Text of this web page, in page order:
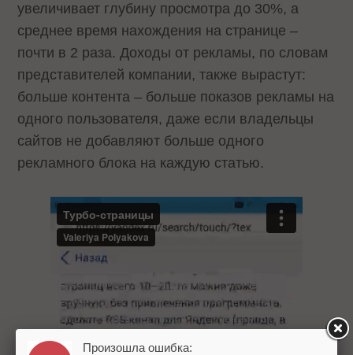
увеличивает глубину просмотра до 30%, а
среднее время нахождения на странице –
почти в 2 раза. Доходы от рекламы, по словам
представителей компании, также вырастут:
больше контента – больше показов рекламы на
одного пользователя, даже если владельцы
сайтов не добавляют больше одного
рекламного блока на каждую статью.
Произошла ошибка: